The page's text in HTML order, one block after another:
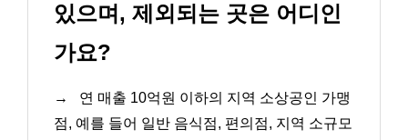
있으며, 제외되는 곳은 어디인
가요?
→
연 매출 10억원 이하의 지역 소상공인 가맹
점, 예를 들어 일반 음식점, 편의점, 지역 소규모